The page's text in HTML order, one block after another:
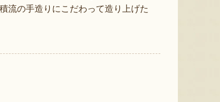
流の手造りにこだわって造り上げた